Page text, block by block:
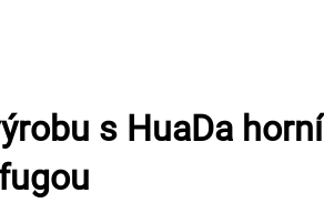
s HuaDa horní